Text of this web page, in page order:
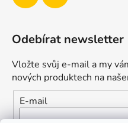
Odebírat newsletter
Vložte svůj e-mail a my
nových produktech na
E-mail